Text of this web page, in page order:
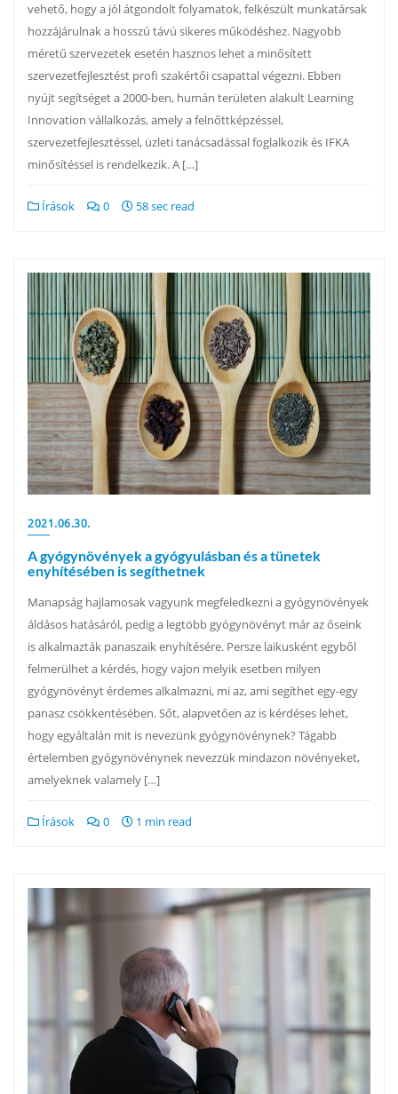
vehető, hogy a jól átgondolt folyamatok, felkészült munkatársak
hozzájárulnak a hosszú távú sikeres működéshez. Nagyobb
méretű szervezetek esetén hasznos lehet a minősített
szervezetfejlesztést profi szakértői csapattal végezni. Ebben
nyújt segítséget a 2000-ben, humán területen alakult Learning
Innovation vállalkozás, amely a felnőttképzéssel,
szervezetfejlesztéssel, üzleti tanácsadással foglalkozik és IFKA
minősítéssel is rendelkezik. A […]
Írások 0 58 sec read
2021.06.30.
A gyógynövények a gyógyulásban és a tünetek
enyhítésében is segíthetnek
Manapság hajlamosak vagyunk megfeledkezni a gyógynövények
áldásos hatásáról, pedig a legtöbb gyógynövényt már az őseink
is alkalmazták panaszaik enyhítésére. Persze laikusként egyből
felmerülhet a kérdés, hogy vajon melyik esetben milyen
gyógynövényt érdemes alkalmazni, mi az, ami segíthet egy-egy
panasz csökkentésében. Sőt, alapvetően az is kérdéses lehet,
hogy egyáltalán mit is nevezünk gyógynövénynek? Tágabb
értelemben gyógynövénynek nevezzük mindazon növényeket,
amelyeknek valamely […]
Írások 0 1 min read